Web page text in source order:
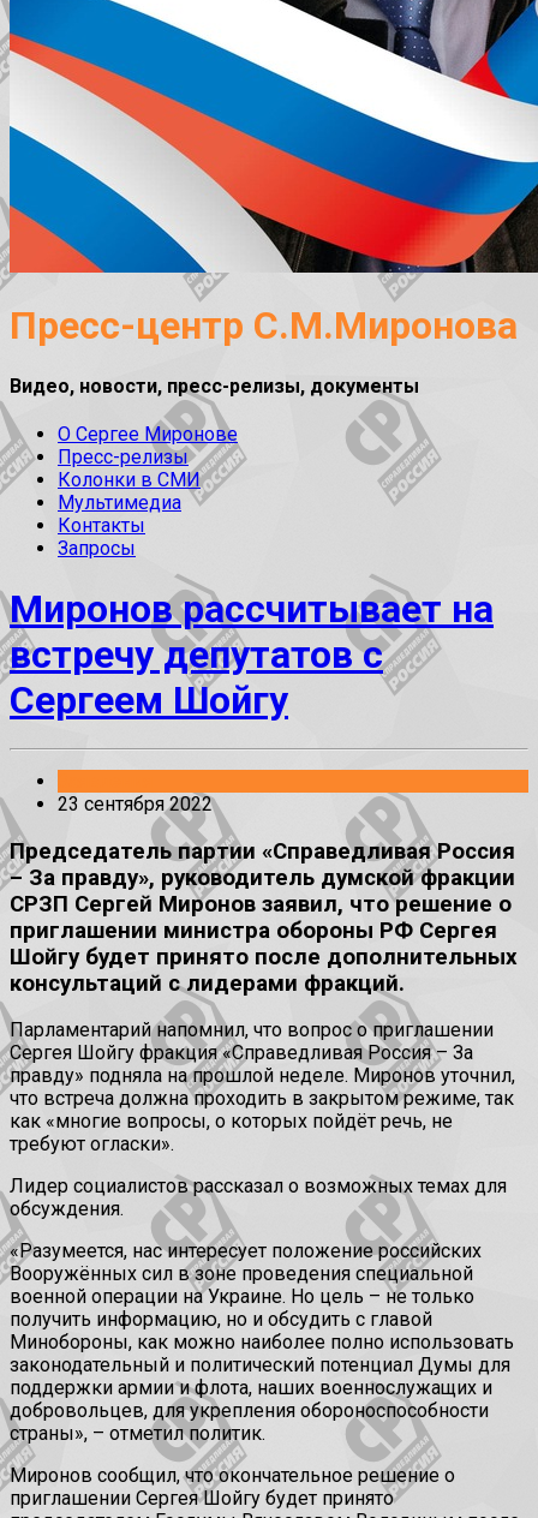
Пресс-центр С.М.Миронова
Видео, новости, пресс-релизы, документы
О Сергее Миронове
Пресс-релизы
Колонки в СМИ
Мультимедиа
Контакты
Запросы
Миронов рассчитывает на
встречу депутатов с
Сергеем Шойгу
23 сентября 2022
Председатель партии «Справедливая Россия
– За правду», руководитель думской фракции
СРЗП Сергей Миронов заявил, что решение о
приглашении министра обороны РФ Сергея
Шойгу будет принято после дополнительных
консультаций с лидерами фракций.
Парламентарий напомнил, что вопрос о приглашении
Сергея Шойгу фракция «Справедливая Россия – За
правду» подняла на прошлой неделе. Миронов уточнил,
что встреча должна проходить в закрытом режиме, так
как «многие вопросы, о которых пойдёт речь, не
требуют огласки».
Лидер социалистов рассказал о возможных темах для
обсуждения.
«Разумеется, нас интересует положение российских
Вооружённых сил в зоне проведения специальной
военной операции на Украине. Но цель – не только
получить информацию, но и обсудить с главой
Минобороны, как можно наиболее полно использовать
законодательный и политический потенциал Думы для
поддержки армии и флота, наших военнослужащих и
добровольцев, для укрепления обороноспособности
страны», – отметил политик.
Миронов сообщил, что окончательное решение о
приглашении Сергея Шойгу будет принято